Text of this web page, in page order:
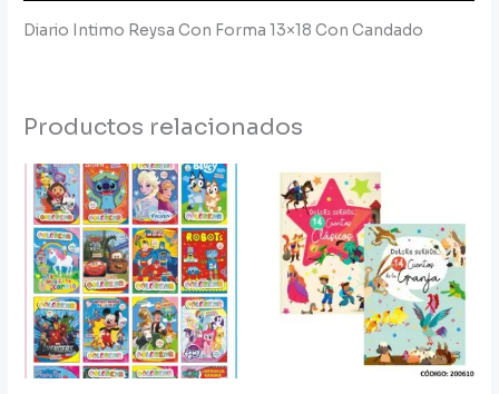
Diario Intimo Reysa Con Forma 13×18 Con Candado
Productos relacionados